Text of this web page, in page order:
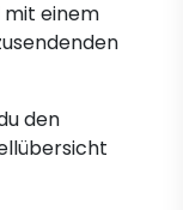
mit einem
den